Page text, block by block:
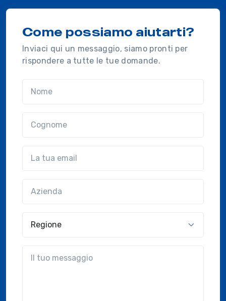
Come possiamo aiutarti?
Inviaci qui un messaggio, siamo pronti per
rispondere a tutte le tue domande.